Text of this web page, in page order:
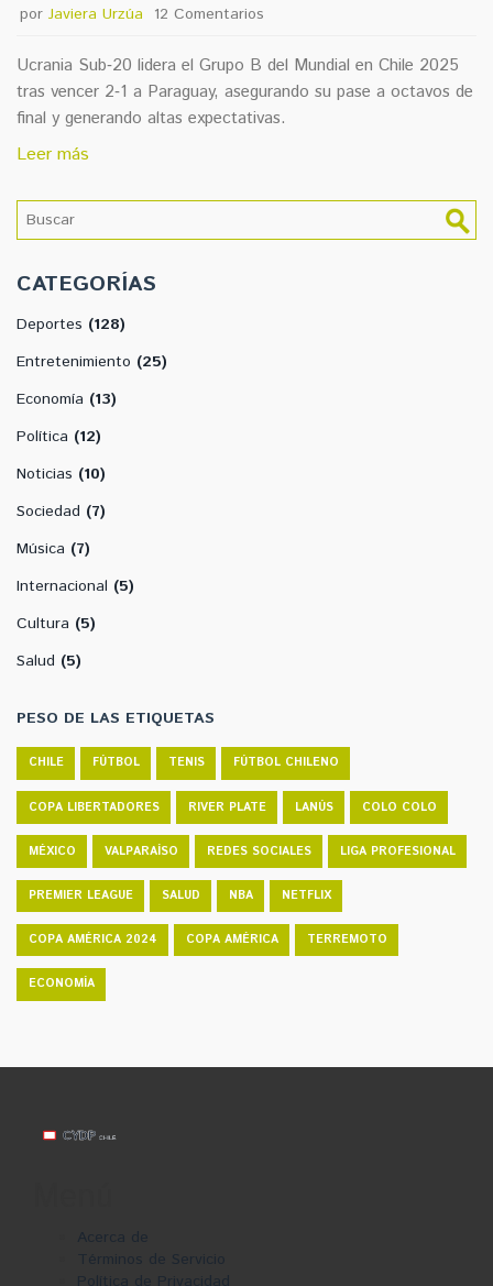
por Javiera Urzúa 12 Comentarios
Ucrania Sub‑20 lidera el Grupo B del Mundial en Chile 2025
tras vencer 2‑1 a Paraguay, asegurando su pase a octavos de
final y generando altas expectativas.
Leer más
CATEGORÍAS
Deportes (128)
Entretenimiento (25)
Economía (13)
Política (12)
Noticias (10)
Sociedad (7)
Música (7)
Internacional (5)
Cultura (5)
Salud (5)
PESO DE LAS ETIQUETAS
CHILE FÚTBOL TENIS FÚTBOL CHILENO
COPA LIBERTADORES RIVER PLATE LANÚS COLO COLO
MÉXICO VALPARAÍSO REDES SOCIALES LIGA PROFESIONAL
PREMIER LEAGUE SALUD NBA NETFLIX
COPA AMÉRICA 2024 COPA AMÉRICA TERREMOTO
ECONOMÍA
Acerca de
Términos de Servicio
Política de Privacidad